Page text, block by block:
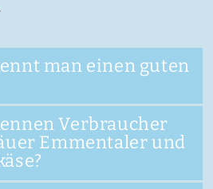
man einen guten
Verbraucher
Emmentaler und